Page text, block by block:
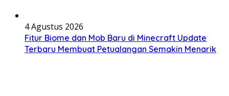
4 Agustus 2026
Fitur Biome dan Mob Baru di Minecraft Update
Terbaru Membuat Petualangan Semakin Menarik